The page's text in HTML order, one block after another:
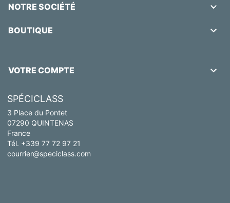
NOTRE SOCIÉTÉ 
BOUTIQUE 
VOTRE COMPTE 
SPÉCICLASS
3 Place du Pontet
07290 QUINTENAS
France
Tél. +339 77 72 97 21
courrier@speciclass.com